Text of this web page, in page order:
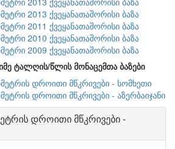
2013 ქვეყანათაშორისი ბაზა
2011 ქვეყანათაშორისი ბაზა
2010 ქვეყანათაშორისი ბაზა
2009 ქვეყანათაშორისი ბაზა
ტალღის/წლის მონაცემთა ბაზები
დროითი მწკრივები - სომხეთი
დროითი მწკრივები - აზერბაიჯანი
დროითი მწკრივები -